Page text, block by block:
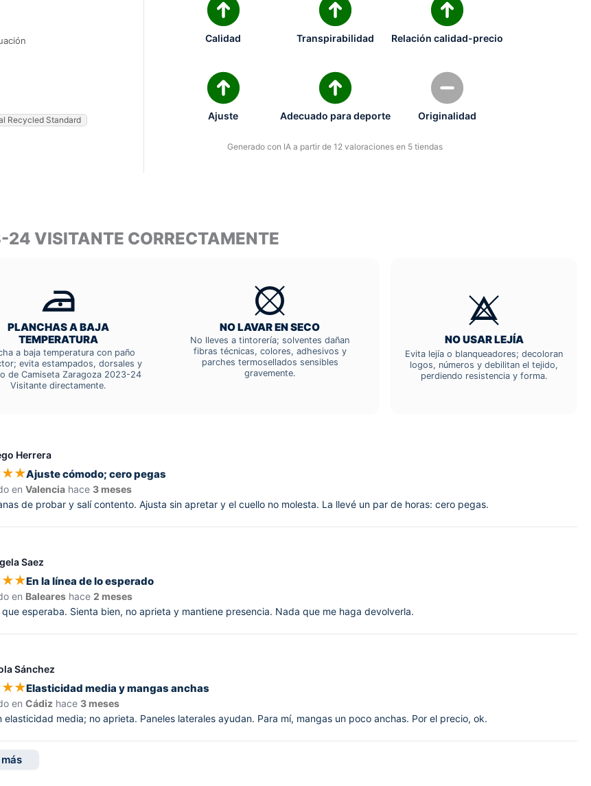
Recycled Standard
Calidad Transpirabilidad Relación calidad-precio
Ajuste Adecuado para deporte Originalidad
Generado con IA a partir de 12 valoraciones en 5 tiendas
VISITANTE CORRECTAMENTE
PLANCHAS A BAJA
TEMPERATURA
a baja temperatura con paño
evita estampados, dorsales y
de Camiseta Zaragoza 2023-24
Visitante directamente.
NO LAVAR EN SECO
No lleves a tintorería; solventes dañan
fibras técnicas, colores, adhesivos y
parches termosellados sensibles
gravemente.
NO USAR LEJÍA
Evita lejía o blanqueadores; decoloran
logos, números y debilitan el tejido,
perdiendo resistencia y forma.
Herrera
★★Ajuste cómodo; cero pegas
enValencia hace 3 meses
de probar y salí contento. Ajusta sin apretar y el cuello no molesta. La llevé un par de horas: cero pegas.
Saez
★★En la línea de lo esperado
en Baleares hace2 meses
esperaba. Sienta bien, no aprieta y mantiene presencia. Nada que me haga devolverla.
Sánchez
★★Elasticidad media y mangas anchas
enCádiz hace 3 meses
elasticidad media; no aprieta. Paneles laterales ayudan. Para mí, mangas un poco anchas. Por el precio, ok.